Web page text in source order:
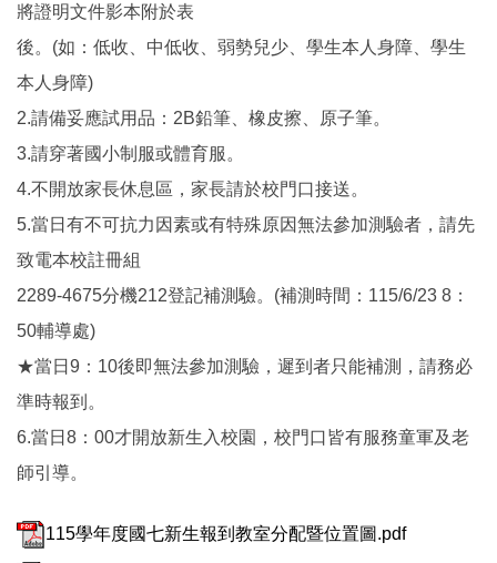
將證明文件影本附於表
後。(如：低收、中低收、弱勢兒少、學生本人身障、學生
本人身障)
2.請備妥應試用品：2B鉛筆、橡皮擦、原子筆。
3.請穿著國小制服或體育服。
4.不開放家長休息區，家長請於校門口接送。
5.當日有不可抗力因素或有特殊原因無法參加測驗者，請先
致電本校註冊組
2289-4675分機212登記補測驗。(補測時間：115/6/23 8：
50輔導處)
★當日9：10後即無法參加測驗，遲到者只能補測，請務必
準時報到。
6.當日8：00才開放新生入校園，校門口皆有服務童軍及老
師引導。
115學年度國七新生報到教室分配暨位置圖.pdf